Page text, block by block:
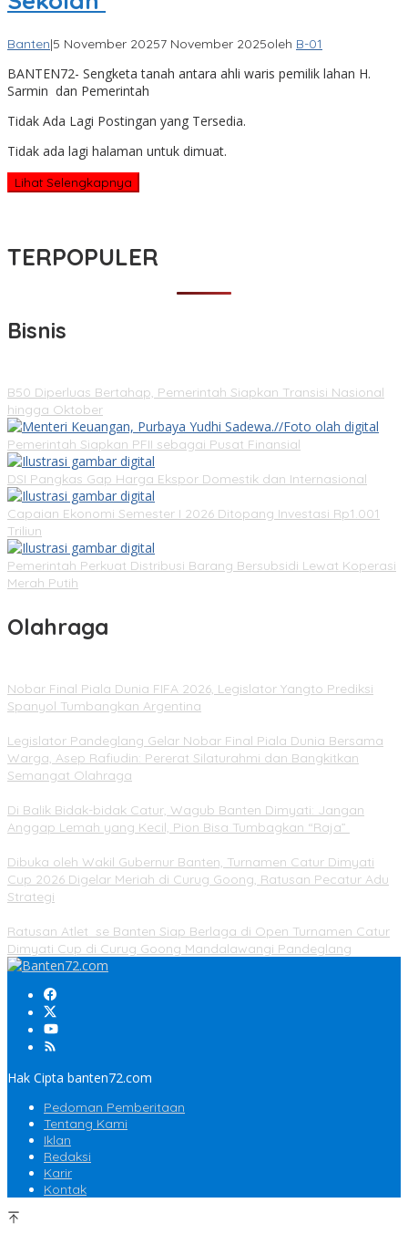
Banten|5 November 20257 November 2025oleh B-01
BANTEN72- Sengketa tanah antara ahli waris pemilik lahan H.
Sarmin dan Pemerintah
Tidak Ada Lagi Postingan yang Tersedia.
Tidak ada lagi halaman untuk dimuat.
Lihat Selengkapnya
TERPOPULER
Bisnis
B50 Diperluas Bertahap, Pemerintah Siapkan Transisi Nasional
hingga Oktober
Pemerintah Siapkan PFII sebagai Pusat Finansial
DSI Pangkas Gap Harga Ekspor Domestik dan Internasional
Capaian Ekonomi Semester I 2026 Ditopang Investasi Rp1.001
Triliun
Pemerintah Perkuat Distribusi Barang Bersubsidi Lewat Koperasi
Merah Putih
Olahraga
Nobar Final Piala Dunia FIFA 2026, Legislator Yangto Prediksi
Spanyol Tumbangkan Argentina
Legislator Pandeglang Gelar Nobar Final Piala Dunia Bersama
Warga, Asep Rafiudin: Pererat Silaturahmi dan Bangkitkan
Semangat Olahraga
Di Balik Bidak-bidak Catur, Wagub Banten Dimyati: Jangan
Anggap Lemah yang Kecil, Pion Bisa Tumbagkan “Raja”
Dibuka oleh Wakil Gubernur Banten, Turnamen Catur Dimyati
Cup 2026 Digelar Meriah di Curug Goong, Ratusan Pecatur Adu
Strategi
Ratusan Atlet se Banten Siap Berlaga di Open Turnamen Catur
Dimyati Cup di Curug Goong Mandalawangi Pandeglang
Hak Cipta banten72.com
Pedoman Pemberitaan
Tentang Kami
Iklan
Redaksi
Karir
Kontak